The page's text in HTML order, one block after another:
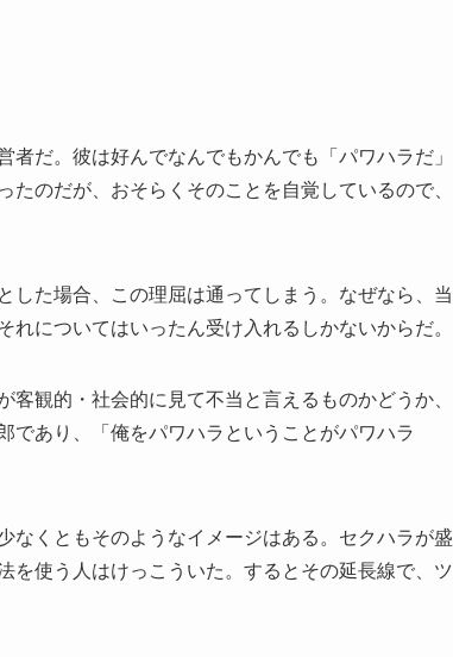
だ。彼は好んでなんでもかんでも「パワハラだ」
のだが、おそらくそのことを自覚しているので、
た場合、この理屈は通ってしまう。なぜなら、当
についてはいったん受け入れるしかないからだ。
観的・社会的に見て不当と言えるものかどうか、
であり、「俺をパワハラということがパワハラ
なくともそのようなイメージはある。セクハラが盛
を使う人はけっこういた。するとその延長線で、ツ